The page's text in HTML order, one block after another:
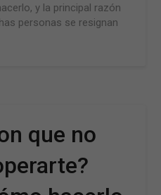
y la principal razón
personas se resignan
que no